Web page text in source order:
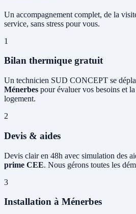
Un accompagnement complet, de la
service, sans stress pour vous.
1
Bilan thermique gratuit
Un technicien SUD CONCEPT se
Ménerbes pour évaluer vos besoins et
logement.
2
Devis & aides
Devis clair en 48h avec simulation des
prime CEE. Nous gérons toutes les
3
Installation à Ménerbes